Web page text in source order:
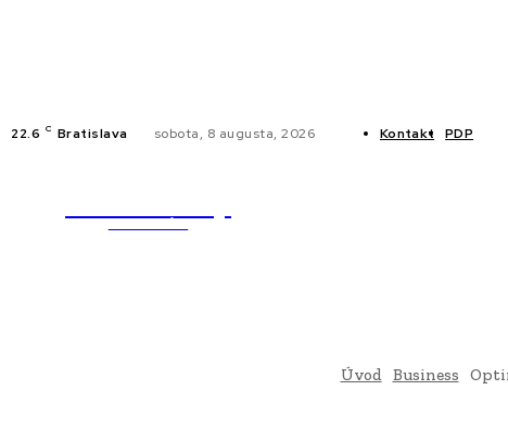
22.6 C Bratislava sobota, 8 augusta, 2026 Kontakt PDP
Úvod Business